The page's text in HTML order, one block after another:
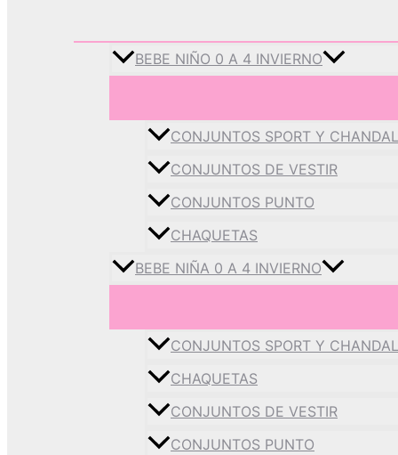
BEBE NIÑO 0 A 4 INVIERNO
CONJUNTOS SPORT Y
CONJUNTOS DE VESTIR
CONJUNTOS PUNTO
CHAQUETAS
BEBE NIÑA 0 A 4 INVIERNO
CONJUNTOS SPORT Y
CHAQUETAS
CONJUNTOS DE VESTIR
CONJUNTOS PUNTO